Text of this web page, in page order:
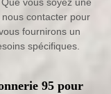
vous soyez une
contacter pour
fournirons un
spécifiques.
95 pour